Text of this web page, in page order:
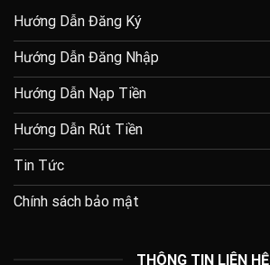
Hướng Dẫn Đăng Ký
Hướng Dẫn Đăng Nhập
Hướng Dẫn Nạp Tiền
Hướng Dẫn Rút Tiền
Tin Tức
Chính sách bảo mật
THÔNG TIN LIÊN HỆ